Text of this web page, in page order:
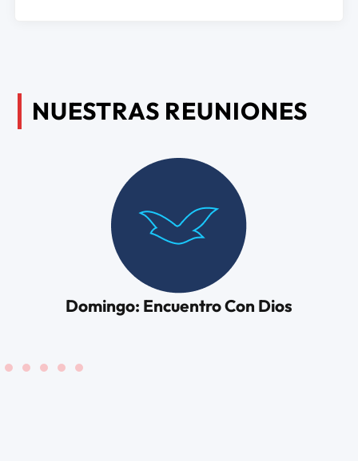
NUESTRAS REUNIONES
Domingo: Encuentro Con Dios